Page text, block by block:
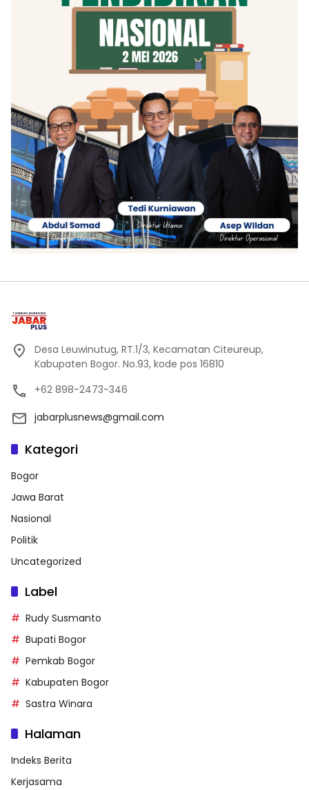
Desa Leuwinutug, RT.1/3, Kecamatan Citeureup,
Kabupaten Bogor. No.93, kode pos 16810
+62 898-2473-346
jabarplusnews@gmail.com
Kategori
Bogor
Jawa Barat
Nasional
Politik
Uncategorized
Label
Rudy Susmanto
Bupati Bogor
Pemkab Bogor
Kabupaten Bogor
Sastra Winara
Halaman
Indeks Berita
Kerjasama